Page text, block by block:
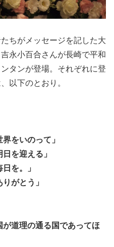
ちがメッセージを記した大
永小百合さんが長崎で平和
タンが登場。それぞれに登
以下のとおり。
をいのって」
を迎える」
を。」
がとう」
道理の通る国であってほ